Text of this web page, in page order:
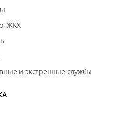
ЖКХ
и экстренные службы